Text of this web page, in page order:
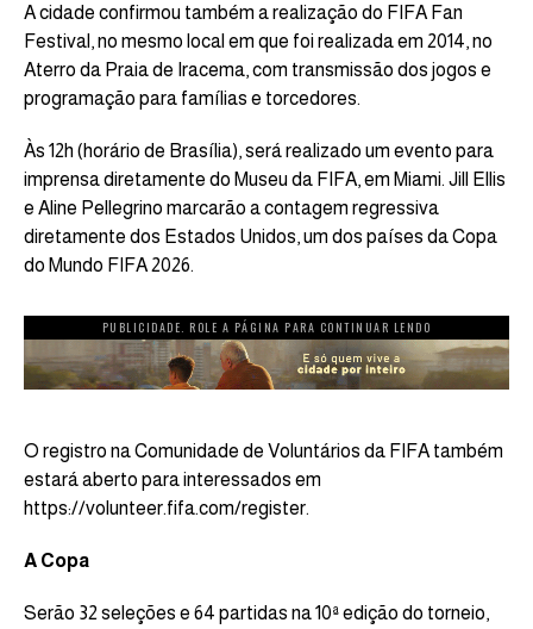
A cidade confirmou também a realização do FIFA Fan
Festival, no mesmo local em que foi realizada em 2014, no
Aterro da Praia de Iracema, com transmissão dos jogos e
programação para famílias e torcedores.
Às 12h (horário de Brasília), será realizado um evento para
imprensa diretamente do Museu da FIFA, em Miami. Jill Ellis
e Aline Pellegrino marcarão a contagem regressiva
diretamente dos Estados Unidos, um dos países da Copa
do Mundo FIFA 2026.
PUBLICIDADE. ROLE A PÁGINA PARA CONTINUAR LENDO
O registro na Comunidade de Voluntários da FIFA também
estará aberto para interessados em
https://volunteer.fifa.com/register.
A Copa
Serão 32 seleções e 64 partidas na 10ª edição do torneio,